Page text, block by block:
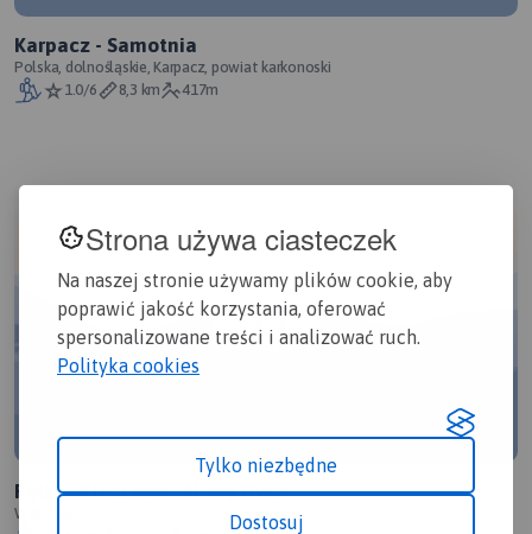
Strona używa ciasteczek
Na naszej stronie używamy plików cookie, aby
poprawić jakość korzystania, oferować
spersonalizowane treści i analizować ruch.
Polityka cookies
Tylko niezbędne
Dostosuj
Karpacz - Samotnia
Polska, dolnośląskie, Karpacz, powiat karkonoski
1.0/6
8,3 km 417m
Pętla - Kleczków - Nowy Dwór
Wrocław